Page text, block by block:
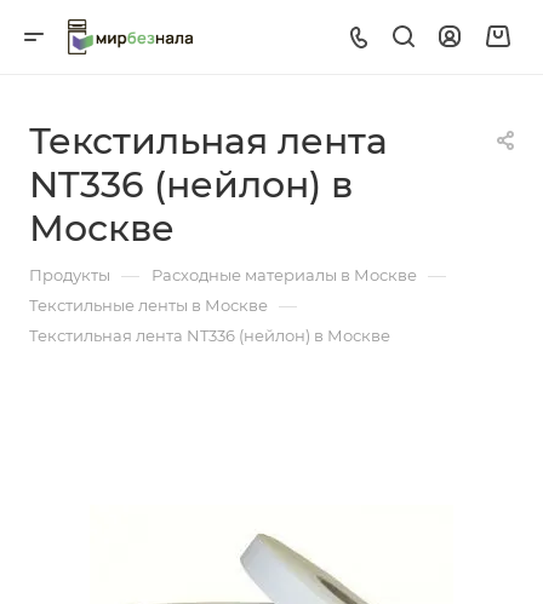
Текстильная лента
NT336 (нейлон) в
Москве
Продукты — Расходные материалы в Москве —
Текстильные ленты в Москве —
Текстильная лента NT336 (нейлон) в Москве